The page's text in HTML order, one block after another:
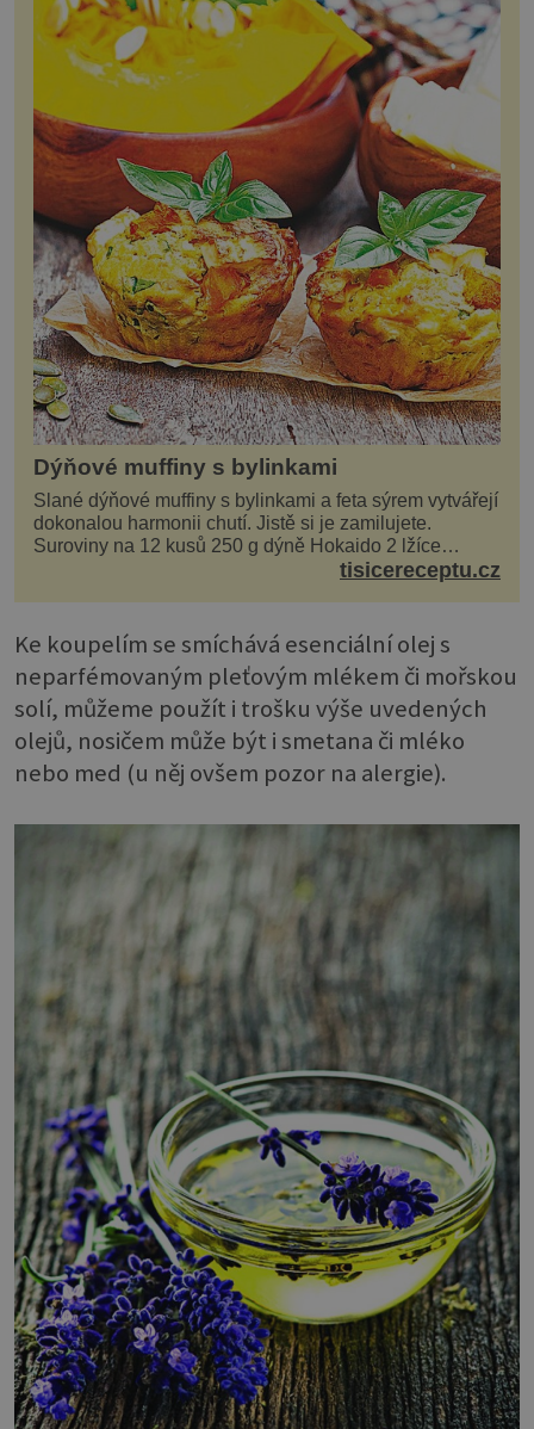
Dýňové muffiny s bylinkami
Slané dýňové muffiny s bylinkami a feta sýrem vytvářejí
dokonalou harmonii chutí. Jistě si je zamilujete.
Suroviny na 12 kusů 250 g dýně Hokaido 2 lžíce
olivového oleje sůl, pepř hrst nasekaných špen...
tisicereceptu.cz
Ke koupelím se smíchává esenciální olej s
neparfémovaným pleťovým mlékem či mořskou
solí, můžeme použít i trošku výše uvedených
olejů, nosičem může být i smetana či mléko
nebo med (u něj ovšem pozor na alergie).